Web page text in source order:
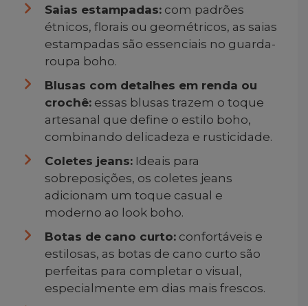
Saias estampadas: com padrões
étnicos, florais ou geométricos, as saias
estampadas são essenciais no guarda-
roupa boho.
Blusas com detalhes em renda ou
crochê: essas blusas trazem o toque
artesanal que define o estilo boho,
combinando delicadeza e rusticidade.
Coletes jeans: Ideais para
sobreposições, os coletes jeans
adicionam um toque casual e
moderno ao look boho.
Botas de cano curto: confortáveis e
estilosas, as botas de cano curto são
perfeitas para completar o visual,
especialmente em dias mais frescos.